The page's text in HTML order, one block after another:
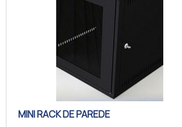
que se harmoniza com qualquer tipo de
ambiente, podendo ir das indústrias
aos comércios de pequeno porte com
a mais absoluta tranquilidade.Se
precisasse ser definida ao pé da letra,
MINI RACK DE PAREDE